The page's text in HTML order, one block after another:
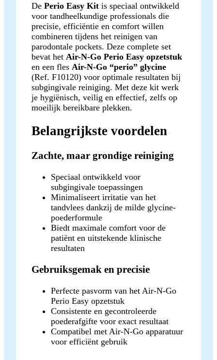
De Perio Easy Kit is speciaal ontwikkeld
voor tandheelkundige professionals die
precisie, efficiëntie en comfort willen
combineren tijdens het reinigen van
parodontale pockets. Deze complete set
bevat het Air-N-Go Perio Easy opzetstuk
en een fles Air-N-Go “perio” glycine
(Ref. F10120) voor optimale resultaten bij
subgingivale reiniging. Met deze kit werk
je hygiënisch, veilig en effectief, zelfs op
moeilijk bereikbare plekken.
Belangrijkste voordelen
Zachte, maar grondige reiniging
Speciaal ontwikkeld voor
subgingivale toepassingen
Minimaliseert irritatie van het
tandvlees dankzij de milde glycine-
poederformule
Biedt maximale comfort voor de
patiënt en uitstekende klinische
resultaten
Gebruiksgemak en precisie
Perfecte pasvorm van het Air-N-Go
Perio Easy opzetstuk
Consistente en gecontroleerde
poederafgifte voor exact resultaat
Compatibel met Air-N-Go apparatuur
voor efficiënt gebruik